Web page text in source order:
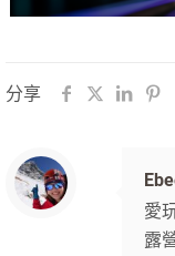
分享
愛
露